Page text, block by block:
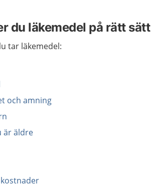
du läkemedel på rätt sätt
tar läkemedel:
och amning
är äldre